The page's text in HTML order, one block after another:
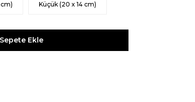
Küçük (20 x 14 cm)
Sepete Ekle